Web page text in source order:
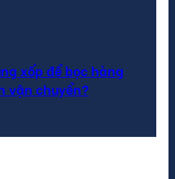
xốp để bọc hàng
vận chuyển?